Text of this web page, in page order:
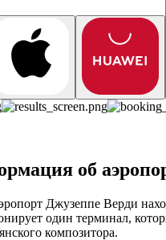
об
Джузеппе Верди
один терминал,
композитора.